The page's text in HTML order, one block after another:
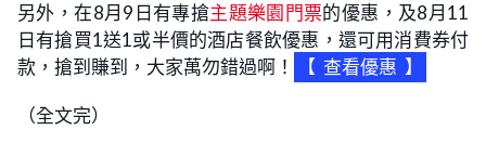
另外，在8月9日有專搶主題樂園門票的優惠，及8月11
日有搶買1送1或半價的酒店餐飲優惠，還可用消費券付
款，搶到賺到，大家萬勿錯過啊！
【 查看優惠 】
（全文完）